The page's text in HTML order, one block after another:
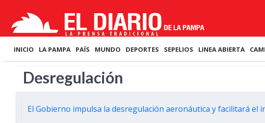
INICIO LA PAMPA PAÍS MUNDO DEPORTES SEPELIOS LINEA ABIERTA
Desregulación
El Gobierno impulsa la desregulación aeronáutica y facilitará el